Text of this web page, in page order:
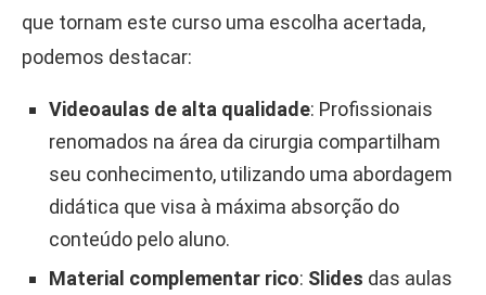
que tornam este curso uma escolha acertada,
podemos destacar:
Videoaulas de alta qualidade: Profissionais
renomados na área da cirurgia compartilham
seu conhecimento, utilizando uma abordagem
didática que visa à máxima absorção do
conteúdo pelo aluno.
Material complementar rico: Slides das aulas